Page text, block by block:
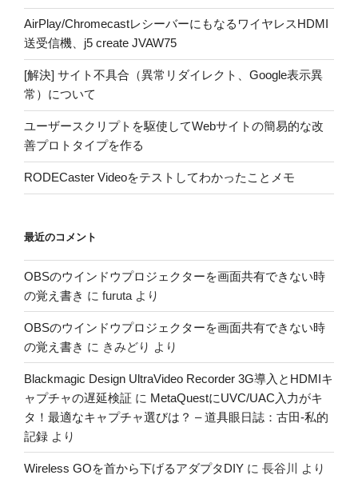
AirPlay/ChromecastレシーバーにもなるワイヤレスHDMI
送受信機、j5 create JVAW75
[解決] サイト不具合（異常リダイレクト、Google表示異
常）について
ユーザースクリプトを駆使してWebサイトの簡易的な改
善プロトタイプを作る
RODECaster Videoをテストしてわかったことメモ
最近のコメント
OBSのウインドウプロジェクターを画面共有できない時
の覚え書き に furuta より
OBSのウインドウプロジェクターを画面共有できない時
の覚え書き に きみどり より
Blackmagic Design UltraVideo Recorder 3G導入とHDMIキ
ャプチャの遅延検証 に MetaQuestにUVC/UAC入力がキ
タ！最適なキャプチャ選びは？ – 道具眼日誌：古田-私的
記録 より
Wireless GOを首から下げるアダプタDIY に 長谷川 より